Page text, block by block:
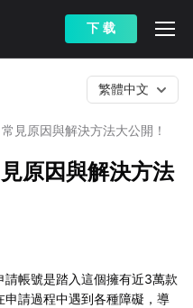
下 载
見原因與解決方法大公開！
繁體中文
原因與解決方法
帳號是踏入這個擁有近3萬款
請過程中遇到各種障礙，導